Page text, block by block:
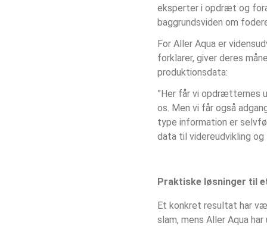
eksperter i opdræt og
baggrundsviden om
For Aller Aqua er
forklarer, giver deres
produktionsdata:
”Her får vi opdrætternes
os. Men vi får også
type information er
data til videreudvikling og
Praktiske løsninger til
Et konkret resultat har
slam, mens Aller Aqua